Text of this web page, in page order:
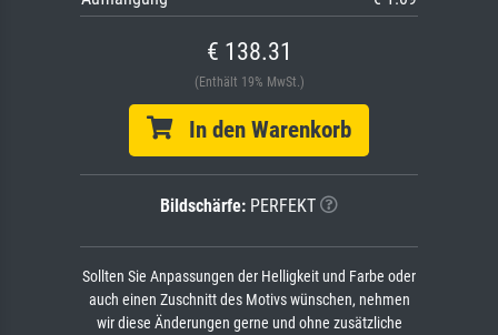
€ 138.31
(Enthält 19% MwSt.)
In den Warenkorb
Bildschärfe: PERFEKT
Sollten Sie Anpassungen der Helligkeit und Farbe oder
auch einen Zuschnitt des Motivs wünschen, nehmen
wir diese Änderungen gerne und ohne zusätzliche